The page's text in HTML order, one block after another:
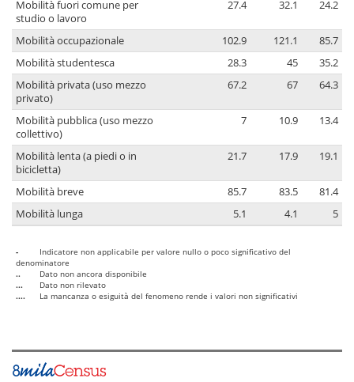
Mobilità fuori comune per
studio o lavoro
27.4 32.1 24.2
Mobilità occupazionale 102.9 121.1
85.7
Mobilità studentesca
28.3 45
35.2
Mobilità privata (uso mezzo
privato)
67.2 67 64.3
Mobilità pubblica (uso mezzo
collettivo)
7 10.9 13.4
Mobilità lenta (a piedi o in
bicicletta)
21.7 17.9 19.1
Mobilità breve 85.7 83.5
81.4
Mobilità lunga
5.1 4.1 5
-
Indicatore non applicabile per valore nullo o poco significativo del
denominatore
..
Dato non ancora disponibile
...
Dato non rilevato
....
La mancanza o esiguità del fenomeno rende i valori non significativi